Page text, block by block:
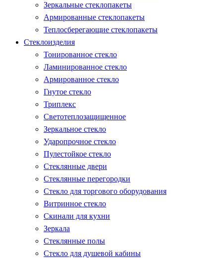
Зеркальные стеклопакеты
Армированные стеклопакеты
Теплосберегающие стеклопакеты
Стеклоизделия
Тонированное стекло
Ламинированное стекло
Армированное стекло
Гнутое стекло
Триплекс
Светотеплозащищенное
Зеркальное стекло
Ударопрочное стекло
Пулестойкое стекло
Стеклянные двери
Стеклянные перегородки
Стекло для торгового оборудования
Витринное стекло
Скинали для кухни
Зеркала
Стеклянные полы
Стекло для душевой кабины